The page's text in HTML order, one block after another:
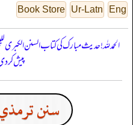
Eng
Ur-Latn
Book Store
الحمدللہ! حدیث مبارک کی کتاب السنن
پیش کر
سنن